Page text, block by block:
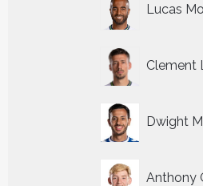
Lucas
Clement
Dwight
Anthony